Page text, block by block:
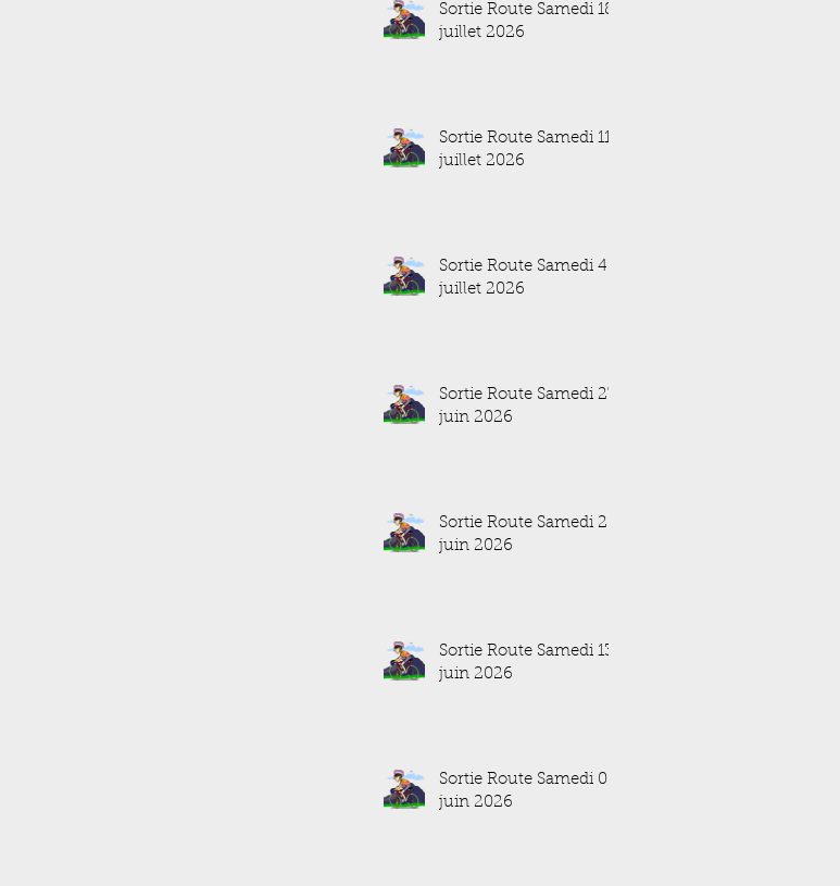
Sortie Route Samedi 18
juillet 2026
Sortie Route Samedi 11
juillet 2026
Sortie Route Samedi 4
juillet 2026
Sortie Route Samedi 27
juin 2026
Sortie Route Samedi 20
juin 2026
Sortie Route Samedi 13
juin 2026
Sortie Route Samedi 06
juin 2026